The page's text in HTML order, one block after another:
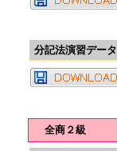
分記法演習データ
全商２級